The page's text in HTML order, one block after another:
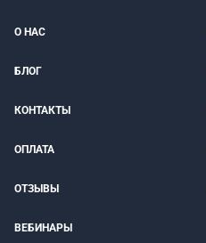
О НАС
БЛОГ
КОНТАКТЫ
ОПЛАТА
ОТЗЫВЫ
ВЕБИНАРЫ